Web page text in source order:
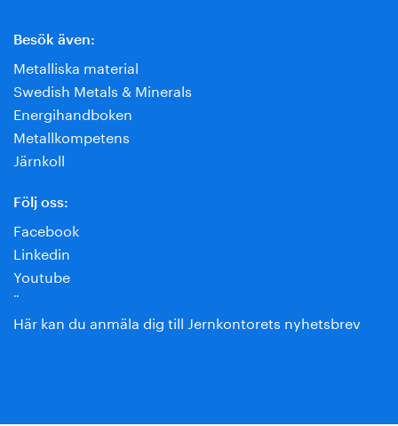
Besök även:
Metalliska material
Swedish Metals & Minerals
Energihandboken
Metallkompetens
Järnkoll
Följ oss:
Facebook
Linkedin
Youtube
¨
Här kan du anmäla dig till Jernkontorets nyhetsbrev